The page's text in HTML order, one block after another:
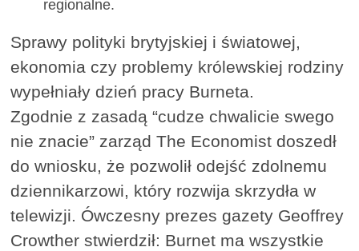
regionalne.
Sprawy polityki brytyjskiej i światowej,
ekonomia czy problemy królewskiej rodziny
wypełniały dzień pracy Burneta.
Zgodnie z zasadą “cudze chwalicie swego
nie znacie” zarząd The Economist doszedł
do wniosku, że pozwolił odejść zdolnemu
dziennikarzowi, który rozwija skrzydła w
telewizji. Ówczesny prezes gazety Geoffrey
Crowther stwierdził: Burnet ma wszystkie